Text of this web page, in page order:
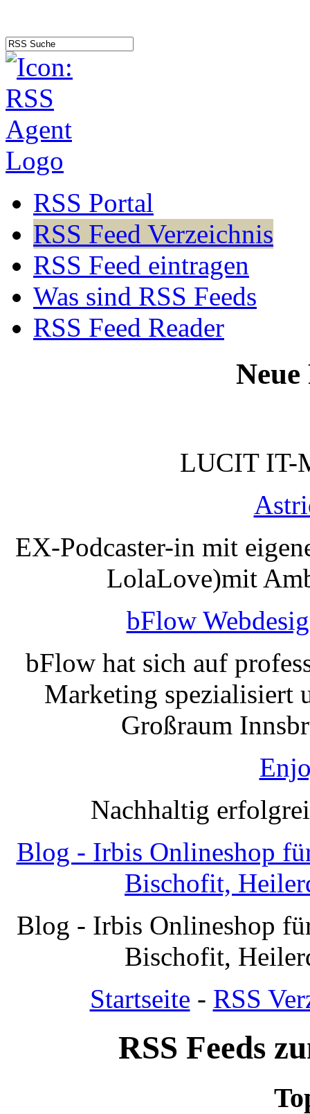
RSS Portal
RSS Feed Verzeichnis
RSS Feed eintragen
Was sind RSS Feeds
RSS Feed Reader
Neue
LUCIT IT-
EX-Podcaster-in mit
LolaLove)mit
bFlow
bFlow hat sich auf
Marketing spezialisiert
Großraum
Nachhaltig
Blog - Irbis Onlineshop
Bischofit,
Blog - Irbis Onlineshop
Bischofit,
Startseite - RSS
RSS Feeds